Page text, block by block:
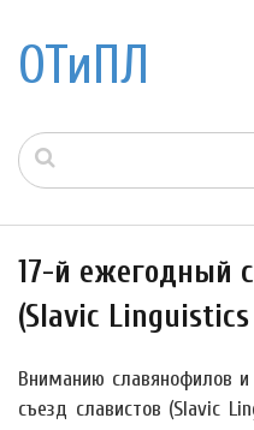
ОТиПЛ
17-й ежегодный
(Slavic
Вниманию славянофилов
съезд славистов (Slavic